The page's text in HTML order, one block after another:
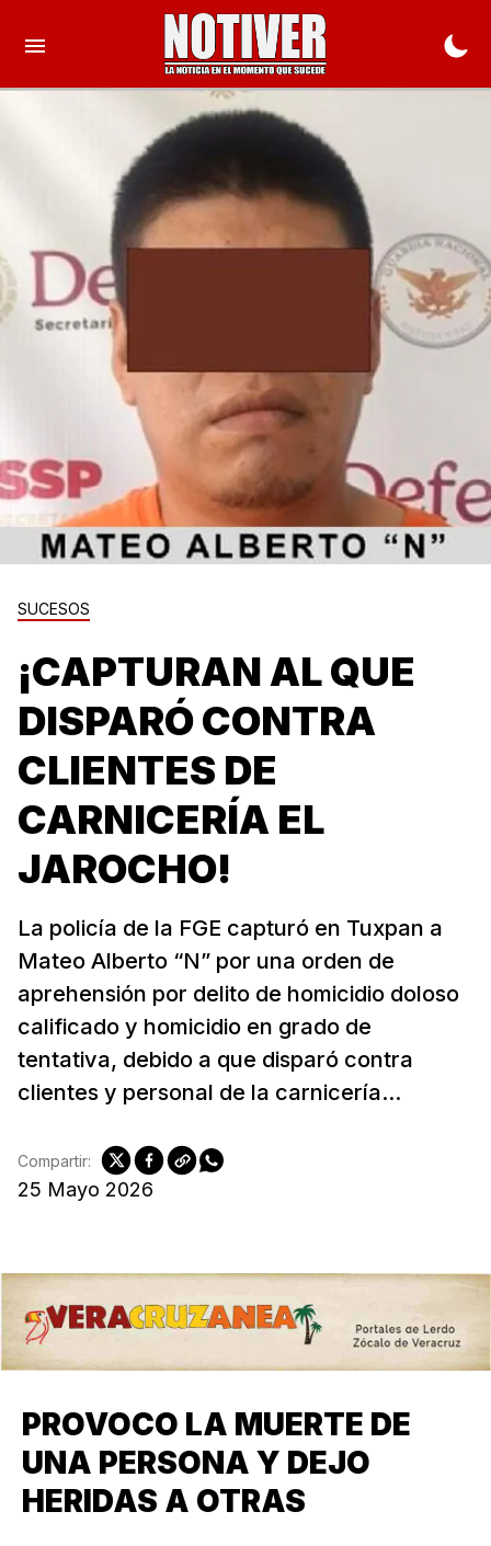
SUCESOS
¡CAPTURAN AL QUE
DISPARÓ CONTRA
CLIENTES DE
CARNICERÍA EL
JAROCHO!
La policía de la FGE capturó en Tuxpan a
Mateo Alberto “N” por una orden de
aprehensión por delito de homicidio doloso
calificado y homicidio en grado de
tentativa, debido a que disparó contra
clientes y personal de la carnicería...
25 Mayo 2026
Compartir:
PROVOCO LA MUERTE DE
UNA PERSONA Y DEJO
HERIDAS A OTRAS